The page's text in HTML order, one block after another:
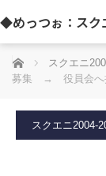
◆めっつぉ：スク
ホーム スクエニ
募集 → 役員会へ
スクエニ2004-